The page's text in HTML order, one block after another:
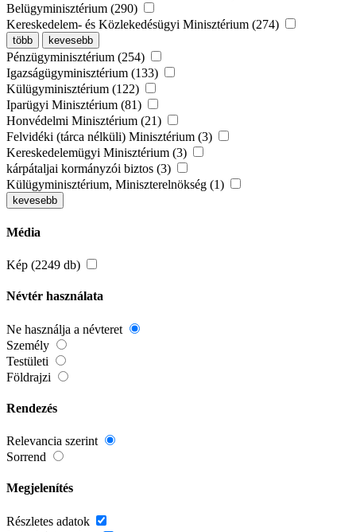
Belügyminisztérium (290)
Kereskedelem- és Közlekedésügyi Minisztérium (274)
több kevesebb
Pénzügyminisztérium (254)
Igazságügyminisztérium (133)
Külügyminisztérium (122)
Iparügyi Minisztérium (81)
Honvédelmi Minisztérium (21)
Felvidéki (tárca nélküli) Minisztérium (3)
Kereskedelemügyi Minisztérium (3)
kárpátaljai kormányzói biztos (3)
Külügyminisztérium, Miniszterelnökség (1)
kevesebb
Média
Kép (2249 db)
Névtér használata
Ne használja a névteret
Személy
Testületi
Földrajzi
Rendezés
Relevancia szerint
Sorrend
Megjelenítés
Részletes adatok